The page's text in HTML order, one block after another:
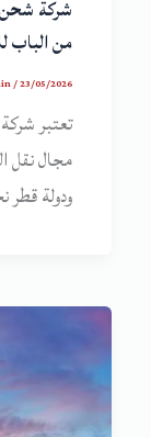
شركة
من الباب
/23/05/2026
تعتبر
مجال نقل
ودولة